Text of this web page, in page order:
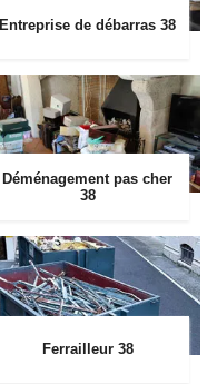
Entreprise de débarras 38
Déménagement pas cher
38
Ferrailleur 38